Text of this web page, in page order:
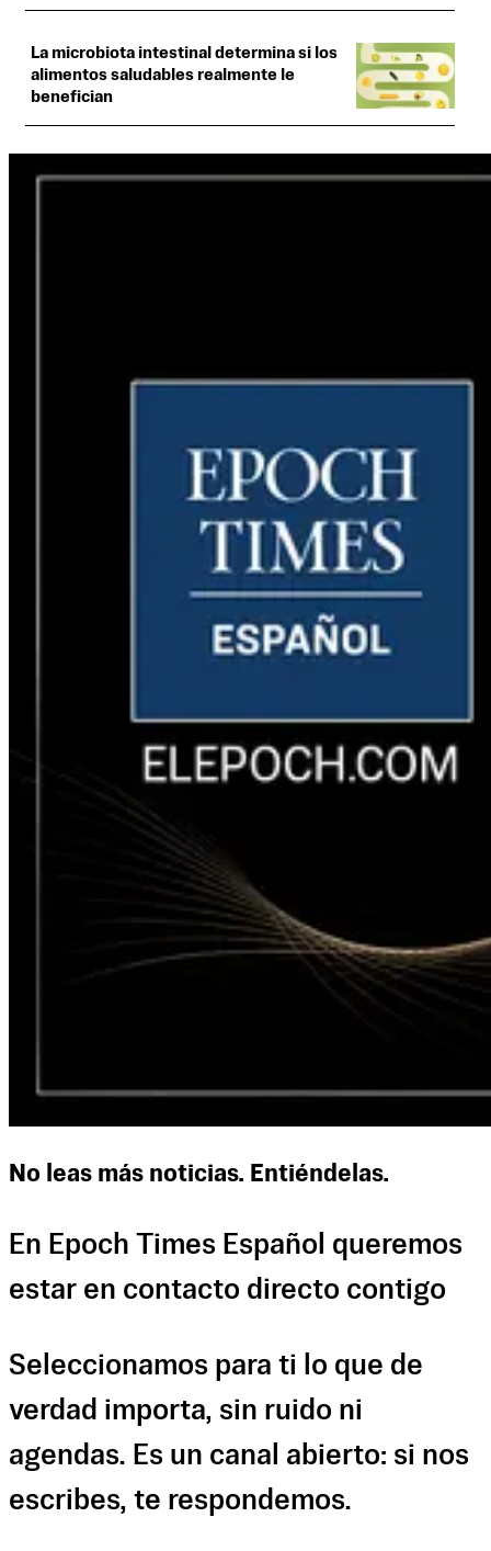
La microbiota intestinal determina si los
alimentos saludables realmente le
benefician
No leas más noticias. Entiéndelas.
En Epoch Times Español queremos
estar en contacto directo contigo
Seleccionamos para ti lo que de
verdad importa, sin ruido ni
agendas. Es un canal abierto: si nos
escribes, te respondemos.